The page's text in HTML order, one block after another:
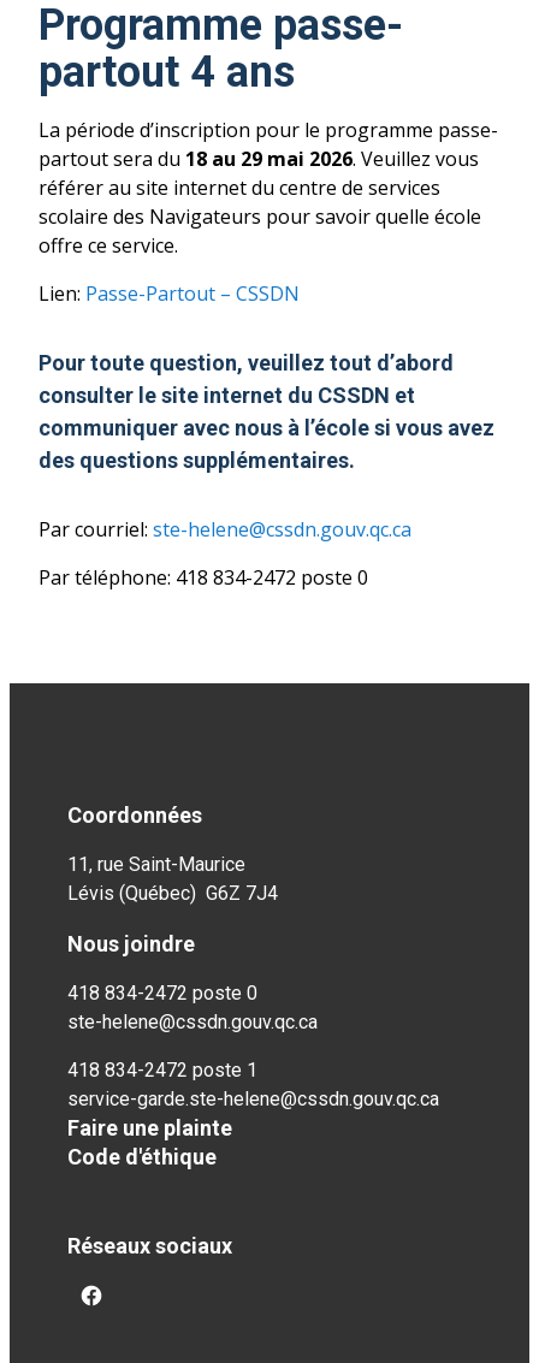
Programme passe-
partout 4 ans
La période d’inscription pour le programme passe-
partout sera du 18 au 29 mai 2026. Veuillez vous
référer au site internet du centre de services
scolaire des Navigateurs pour savoir quelle école
offre ce service.
Lien: Passe-Partout – CSSDN
Pour toute question, veuillez tout d’abord
consulter le site internet du CSSDN et
communiquer avec nous à l’école si vous avez
des questions supplémentaires.
Par courriel: ste-helene@cssdn.gouv.qc.ca
Par téléphone: 418 834-2472 poste 0
Coordonnées
11, rue Saint-Maurice
Lévis (Québec) G6Z 7J4
Nous joindre
418 834-2472 poste 0
ste-helene@cssdn.gouv.qc.ca
418 834-2472 poste 1
service-garde.ste-helene@cssdn.gouv.qc.ca
Faire une plainte
Code d'éthique
Réseaux sociaux
facebook